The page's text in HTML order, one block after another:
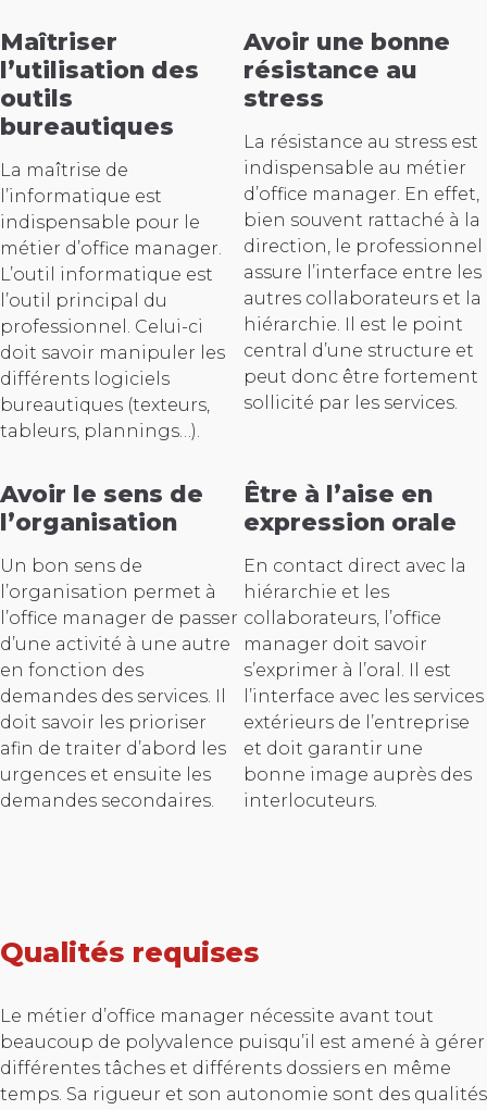
Maîtriser
l’utilisation des
outils
bureautiques
La maîtrise de
l’informatique est
indispensable pour le
métier d’office manager.
L’outil informatique est
l’outil principal du
professionnel. Celui-ci
doit savoir manipuler les
différents logiciels
bureautiques (texteurs,
tableurs, plannings…).
Avoir une bonne
résistance au
stress
La résistance au stress est
indispensable au métier
d’office manager. En effet,
bien souvent rattaché à la
direction, le professionnel
assure l’interface entre les
autres collaborateurs et la
hiérarchie. Il est le point
central d’une structure et
peut donc être fortement
sollicité par les services.
Avoir le sens de
l’organisation
Un bon sens de
l’organisation permet à
l’office manager de passer
d’une activité à une autre
en fonction des
demandes des services. Il
doit savoir les prioriser
afin de traiter d’abord les
urgences et ensuite les
demandes secondaires.
Être à l’aise en
expression orale
En contact direct avec la
hiérarchie et les
collaborateurs, l’office
manager doit savoir
s’exprimer à l’oral. Il est
l’interface avec les services
extérieurs de l’entreprise
et doit garantir une
bonne image auprès des
interlocuteurs.
Qualités requises
Le métier d’office manager nécessite avant tout
beaucoup de polyvalence puisqu’il est amené à gérer
différentes tâches et différents dossiers en même
temps. Sa rigueur et son autonomie sont des qualités